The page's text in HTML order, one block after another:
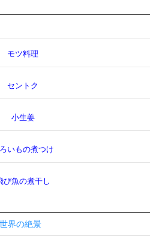
モツ料理
セントク
小生姜
いもの煮つけ
び魚の煮干し
界の絶景